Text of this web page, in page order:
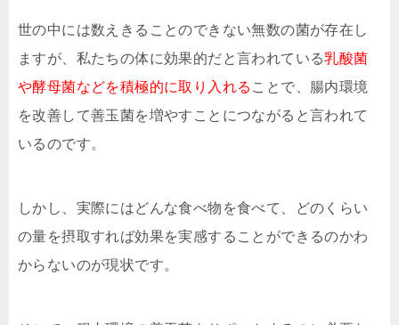
世の中には数えきることのできない無数の菌が存在し
ますが、私たちの体に効果的だと言われている乳酸菌
や酵母菌などを積極的に取り入れる ことで、腸内環境
を改善して善玉菌を増やすことにつながると言われて
いるのです。
しかし、実際にはどんな食べ物を食べて、どのくらい
の量を摂取すれば効果を実感することができるのかわ
からないのが現状です。